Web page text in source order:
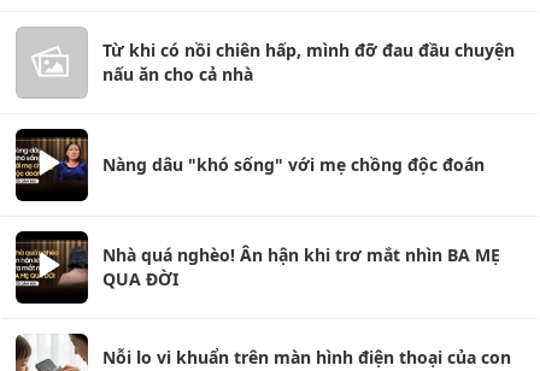
Từ khi có nồi chiên hấp, mình đỡ đau đầu chuyện
nấu ăn cho cả nhà
Nàng dâu "khó sống" với mẹ chồng độc đoán
Nhà quá nghèo! Ân hận khi trơ mắt nhìn BA MẸ
QUA ĐỜI
Nỗi lo vi khuẩn trên màn hình điện thoại của con